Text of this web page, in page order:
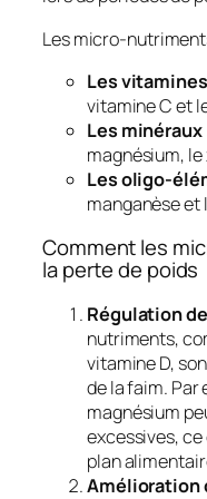
Les micro-
Les vitamines
vitamine C et
Les minéraux
magnésium,
Les oligo-
manganèse et
Comment les
la perte de poids
Régulation
nutriments,
vitamine D,
de la faim. Par
magnésium
excessives, ce
plan
Amélioration